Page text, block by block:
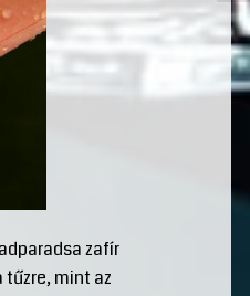
zafír
mint az